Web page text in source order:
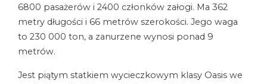
6800 pasażerów i 2400 członków załogi. Ma 362
metry długości i 66 metrów szerokości. Jego waga
to 230 000 ton, a zanurzene wynosi ponad 9
metrów.
Jest piątym statkiem wycieczkowym klasy Oasis we